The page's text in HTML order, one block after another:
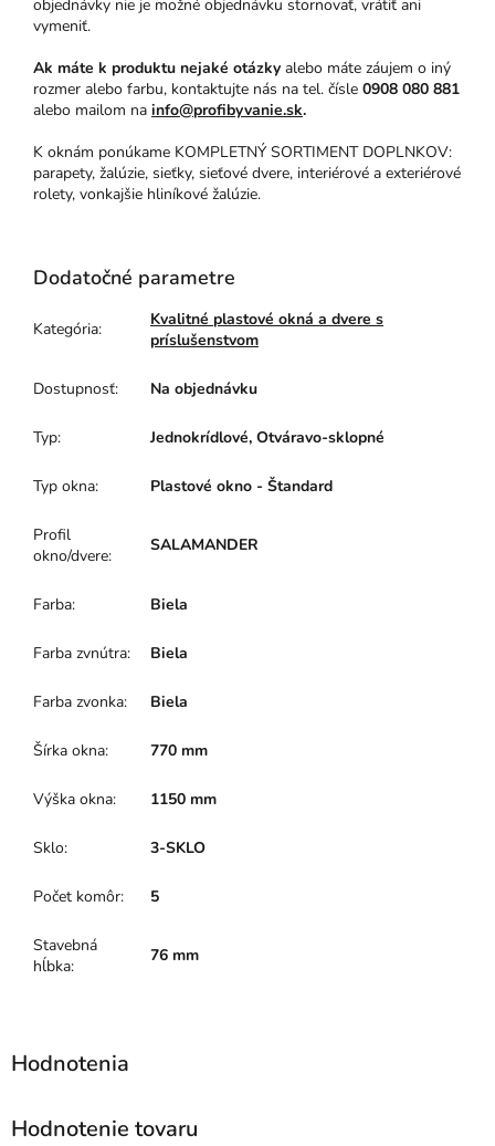
objednávky nie je možné objednávku stornovať, vrátiť ani
vymeniť.
Ak máte k produktu nejaké otázky alebo máte záujem o iný
rozmer alebo farbu, kontaktujte nás na tel. čísle 0908 080 881
alebo mailom na info@profibyvanie.sk.
K oknám ponúkame KOMPLETNÝ SORTIMENT DOPLNKOV:
parapety, žalúzie, sieťky, sieťové dvere, interiérové a exteriérové
rolety, vonkajšie hliníkové žalúzie.
Dodatočné parametre
Kategória:
Kvalitné plastové okná a dvere s
príslušenstvom
Dostupnosť: Na objednávku
Typ: Jednokrídlové, Otváravo-sklopné
Typ okna: Plastové okno - Štandard
Profil
okno/dvere:
SALAMANDER
Farba: Biela
Farba zvnútra: Biela
Farba zvonka: Biela
Šírka okna: 770 mm
Výška okna: 1150 mm
Sklo: 3-SKLO
Počet komôr: 5
Stavebná
hĺbka:
76 mm
Hodnotenie tovaru